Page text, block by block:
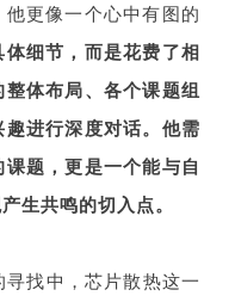
更像一个心中有图的
细节，而是花费了相
体布局、各个课题组
进行深度对话。他需
题，更是一个能与自
生共鸣的切入点。
找中，芯片散热这一